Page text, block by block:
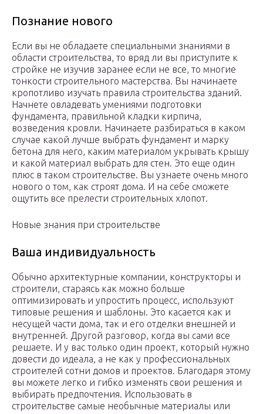
Познание нового
Если вы не обладаете специальными знаниями в
области строительства, то вряд ли вы приступите к
стройке не изучив заранее если не все, то многие
тонкости строительного мастерства. Вы начинаете
кропотливо изучать правила строительства зданий.
Начнете овладевать умениями подготовки
фундамента, правильной кладки кирпича,
возведения кровли. Начинаете разбираться в каком
случае какой лучше выбрать фундамент и марку
бетона для него, каким материалом укрывать крышу
и какой материал выбрать для стен. Это еще один
плюс в таком строительстве. Вы узнаете очень много
нового о том, как строят дома. И на себе сможете
ощутить все прелести строительных хлопот.
Новые знания при строительстве
Ваша индивидуальность
Обычно архитектурные компании, конструкторы и
строители, стараясь как можно больше
оптимизировать и упростить процесс, используют
типовые решения и шаблоны. Это касается как и
несущей части дома, так и его отделки внешней и
внутренней. Другой разговор, когда вы сами все
решаете. И у вас только один проект, который нужно
довести до идеала, а не как у профессиональных
строителей сотни домов и проектов. Благодаря этому
вы можете легко и гибко изменять свои решения и
выбирать предпочтения. Использовать в
строительстве самые необычные материалы или